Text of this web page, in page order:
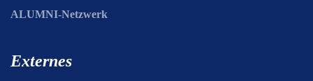
ALUMNI-Netzwerk
Externes